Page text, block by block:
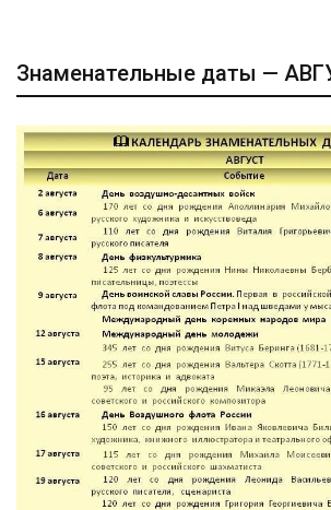
Знаменательные даты —